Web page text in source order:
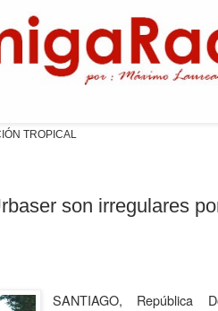
TROPICAL
son irregulares
SANTIAGO, República